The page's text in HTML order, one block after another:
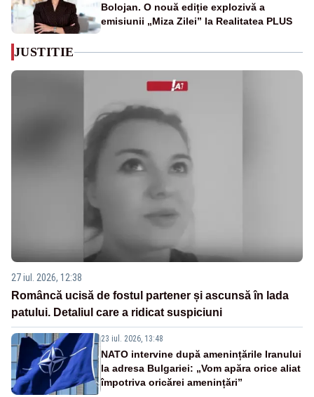
Bolojan. O nouă ediție explozivă a
emisiunii „Miza Zilei” la Realitatea PLUS
JUSTITIE
27 iul. 2026, 12:38
Româncă ucisă de fostul partener și ascunsă în lada
patului. Detaliul care a ridicat suspiciuni
23 iul. 2026, 13:48
NATO intervine după amenințările Iranului
la adresa Bulgariei: „Vom apăra orice aliat
împotriva oricărei amenințări”